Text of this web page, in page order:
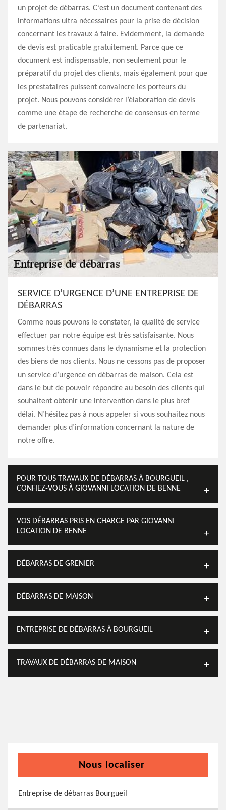
un projet de débarras. C’est un document contenant des
informations ultra nécessaires pour la prise de décision
concernant les travaux à faire. Evidemment, la demande
de devis est praticable gratuitement. Parce que ce
document est indispensable, non seulement pour le
préparatif du projet des clients, mais également pour que
les prestataires puissent convaincre les porteurs du
projet. Nous pouvons considérer l’élaboration de devis
comme une étape de recherche de consensus en terme
de partenariat.
SERVICE D’URGENCE D’UNE ENTREPRISE DE
DÉBARRAS
Comme nous pouvons le constater, la qualité de service
effectuer par notre équipe est très satisfaisante. Nous
sommes très connues dans le dynamisme et la protection
des biens de nos clients. Nous ne cessons pas de proposer
un service d’urgence en débarras de maison. Cela est
dans le but de pouvoir répondre au besoin des clients qui
souhaitent obtenir une intervention dans le plus bref
délai. N’hésitez pas à nous appeler si vous souhaitez nous
demander plus d’information concernant la nature de
notre offre.
POUR TOUS TRAVAUX DE DÉBARRAS À BOURGUEIL ,
CONFIEZ-VOUS À GIOVANNI LOCATION DE BENNE
VOS DÉBARRAS PRIS EN CHARGE PAR GIOVANNI
LOCATION DE BENNE
DÉBARRAS DE GRENIER
DÉBARRAS DE MAISON
ENTREPRISE DE DÉBARRAS À BOURGUEIL
TRAVAUX DE DÉBARRAS DE MAISON
Nous localiser
Entreprise de débarras Bourgueil